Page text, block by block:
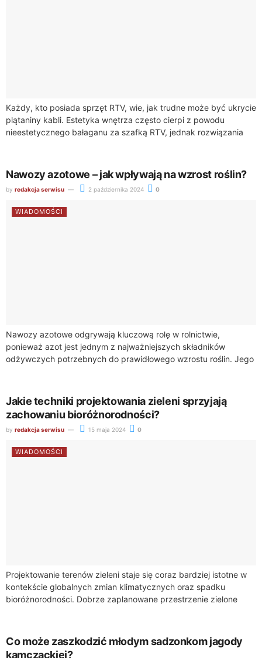
Każdy, kto posiada sprzęt RTV, wie, jak trudne może być ukrycie
plątaniny kabli. Estetyka wnętrza często cierpi z powodu
nieestetycznego bałaganu za szafką RTV, jednak rozwiązania
Nawozy azotowe – jak wpływają na wzrost roślin?
by redakcja serwisu 2 października 2024 0
WIADOMOŚCI
Nawozy azotowe odgrywają kluczową rolę w rolnictwie,
ponieważ azot jest jednym z najważniejszych składników
odżywczych potrzebnych do prawidłowego wzrostu roślin. Jego
Jakie techniki projektowania zieleni sprzyjają
zachowaniu bioróżnorodności?
by redakcja serwisu 15 maja 2024 0
WIADOMOŚCI
Projektowanie terenów zieleni staje się coraz bardziej istotne w
kontekście globalnych zmian klimatycznych oraz spadku
bioróżnorodności. Dobrze zaplanowane przestrzenie zielone
Co może zaszkodzić młodym sadzonkom jagody
kamczackiej?